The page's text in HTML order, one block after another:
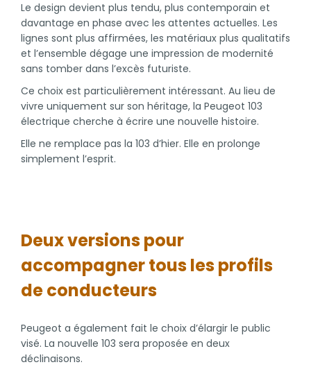
Le design devient plus tendu, plus contemporain et
davantage en phase avec les attentes actuelles. Les
lignes sont plus affirmées, les matériaux plus qualitatifs
et l’ensemble dégage une impression de modernité
sans tomber dans l’excès futuriste.
Ce choix est particulièrement intéressant. Au lieu de
vivre uniquement sur son héritage, la Peugeot 103
électrique cherche à écrire une nouvelle histoire.
Elle ne remplace pas la 103 d’hier. Elle en prolonge
simplement l’esprit.
Deux versions pour
accompagner tous les profils
de conducteurs
Peugeot a également fait le choix d’élargir le public
visé. La nouvelle 103 sera proposée en deux
déclinaisons.